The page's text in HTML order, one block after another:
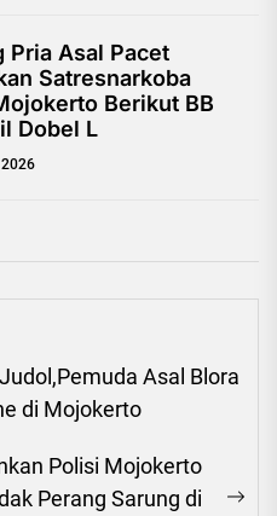
Pria Asal Pacet
Satresnarkoba
Berikut BB
Dobel L
Asal Blora
di Mojokerto
Polisi Mojokerto
Perang Sarung di